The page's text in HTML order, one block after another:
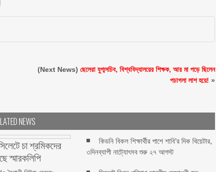
(Next News)ছেলেরা যুগ্মসচিব, বিশ্ববিদ্যালয়ের শিক্ষক, আর মা পড়ে ছিলেন
পচাগলা লাশ হয়ে! »
NEWS
চা শ্রমিকদের
স্মারকলিপি
কিডনি বিকল শিক্ষার্থীর পাশে শাবি’র দিক থিয়েটার,
৩দিনব্যাপী নাট্যোৎসব শুরু ২৭ আগস্ট